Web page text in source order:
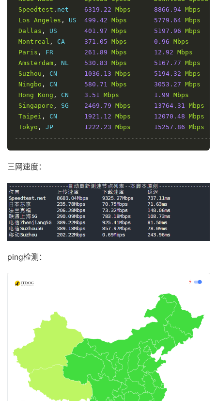
Speedtest . net 6319.22 Mbps 8866.94 Mbps
Los Angeles , US 499.42 Mbps 5779.64 Mbps
Dallas , US 401.97 Mbps 5197.96 Mbps
Montreal , CA 371.05 Mbps 0.96 Mbps
Paris , FR 261.89 Mbps 12.92 Mbps
Amsterdam , NL 530.83 Mbps 5167.77 Mbps
Suzhou , CN 1036.13 Mbps 5194.32 Mbps
Ningbo , CN 580.71 Mbps 3053.27 Mbps
Hong Kong , CN 3.51 Mbps 1.99 Mbps
Singapore , SG 2469.79 Mbps 13764.31 Mbps
Taipei , CN 1921.12 Mbps 12070.48 Mbps
Tokyo , JP 1222.23 Mbps 15257.86 Mbps
三网速度：
ping检测：